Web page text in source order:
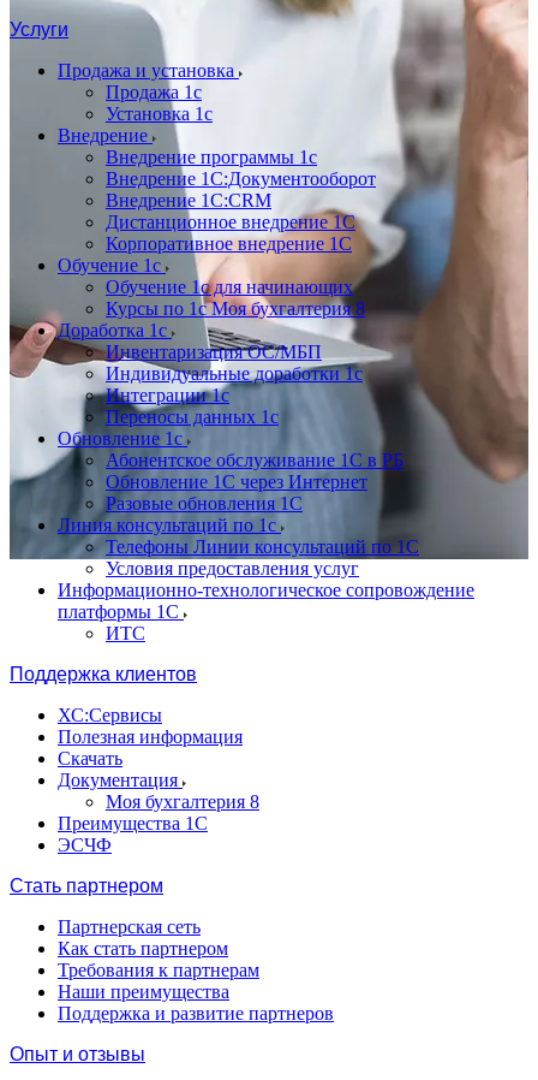
Услуги
Продажа и установка
Продажа 1с
Установка 1с
Внедрение
Внедрение программы 1с
Внедрение 1С:Документооборот
Внедрение 1С:CRM
Дистанционное внедрение 1С
Корпоративное внедрение 1С
Обучение 1с
Обучение 1с для начинающих
Курсы по 1с Моя бухгалтерия 8
Доработка 1с
Инвентаризация ОС/МБП
Индивидуальные доработки 1с
Интеграции 1с
Переносы данных 1с
Обновление 1с
Абонентское обслуживание 1С в РБ
Обновление 1С через Интернет
Разовые обновления 1С
Линия консультаций по 1с
Телефоны Линии консультаций по 1С
Условия предоставления услуг
Информационно-технологическое сопровождение
платформы 1С
ИТС
Поддержка клиентов
ХС:Сервисы
Полезная информация
Скачать
Документация
Моя бухгалтерия 8
Преимущества 1С
ЭСЧФ
Стать партнером
Партнерская сеть
Как стать партнером
Требования к партнерам
Наши преимущества
Поддержка и развитие партнеров
Опыт и отзывы